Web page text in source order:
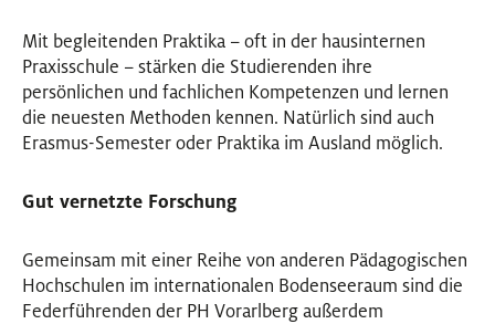
Mit begleitenden Praktika – oft in der hausinternen
Praxisschule – stärken die Studierenden ihre
persönlichen und fachlichen Kompetenzen und lernen
die neuesten Methoden kennen. Natürlich sind auch
Erasmus-Semester oder Praktika im Ausland möglich.
Gut vernetzte Forschung
Gemeinsam mit einer Reihe von anderen Pädagogischen
Hochschulen im internationalen Bodenseeraum sind die
Federführenden der PH Vorarlberg außerdem